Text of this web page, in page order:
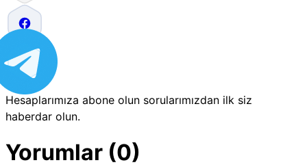
Hesaplarımıza abone olun sorularımızdan ilk siz
haberdar olun.
Yorumlar (0)